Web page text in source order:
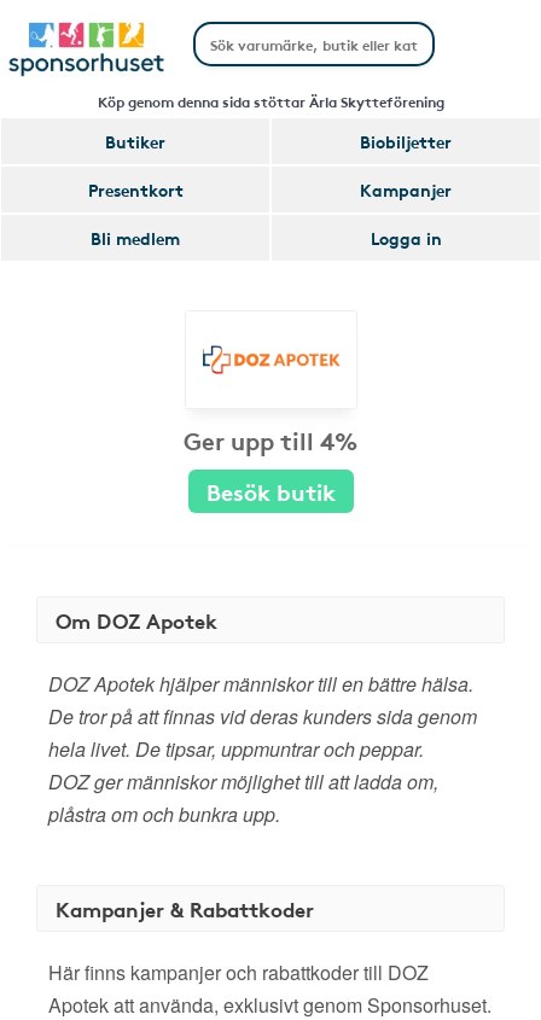
Köp genom denna sida stöttar Ärla Skytteförening
Butiker
Biobiljetter
Presentkort
Kampanjer
Bli medlem
Logga in
Ger upp till 4%
Besök butik
Om DOZ Apotek
DOZ Apotek hjälper människor till en bättre hälsa.
De tror på att finnas vid deras kunders sida genom
hela livet. De tipsar, uppmuntrar och peppar.
DOZ ger människor möjlighet till att ladda om,
plåstra om och bunkra upp.
Kampanjer & Rabattkoder
Här finns kampanjer och rabattkoder till DOZ
Apotek att använda, exklusivt genom Sponsorhuset.